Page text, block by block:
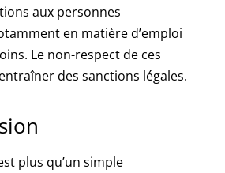
aux personnes
en matière d’emploi
Le non-respect de ces
des sanctions légales.
plus qu’un simple